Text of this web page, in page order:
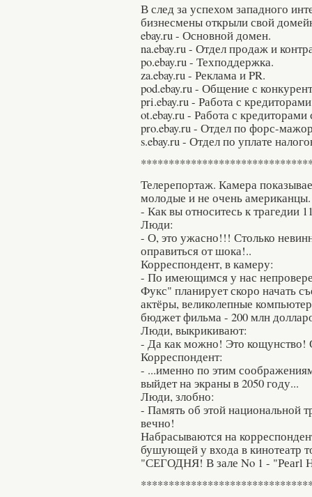
В след за успехом западного
бизнесмены открыли свой
ebay.ru - Основной домен.
na.ebay.ru - Отдел продаж и
po.ebay.ru - Техподдержка.
za.ebay.ru - Реклама и PR.
pod.ebay.ru - Общение с
pri.ebay.ru - Работа с
ot.ebay.ru - Работа с
pro.ebay.ru - Отдел по форс-
s.ebay.ru - Отдел по уплате
Телерепортаж. Камера
молодые и не очень
- Как вы относитесь к трагедии
Люди:
- О, это ужасно!!! Столько
оправиться от шока!..
Корреспондент, в камеру:
- По имеющимся у нас
Фукс" планирует скоро начать
актёры, великолепные
бюджет фильма - 200 млн
Люди, выкрикивают:
- Да как можно! Это кощунство!
Корреспондент:
- ...именно по этим
выйдет на экраны в 2050 году...
Люди, злобно:
- Память об этой национальной
вечно!
Набрасываются на
бушующей у входа в кинотеатр
"СЕГОДНЯ! В зале No 1 - "Реаrl